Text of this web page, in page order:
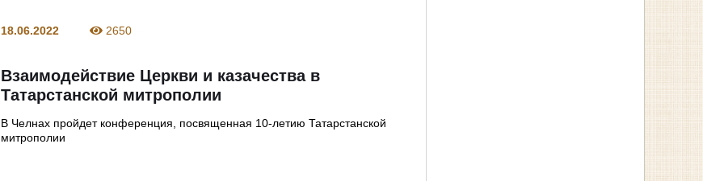
18.06.2022 2650
Взаимодействие Церкви и казачества в
Татарстанской митрополии
В Челнах пройдет конференция, посвященная 10-летию Татарстанской
митрополии